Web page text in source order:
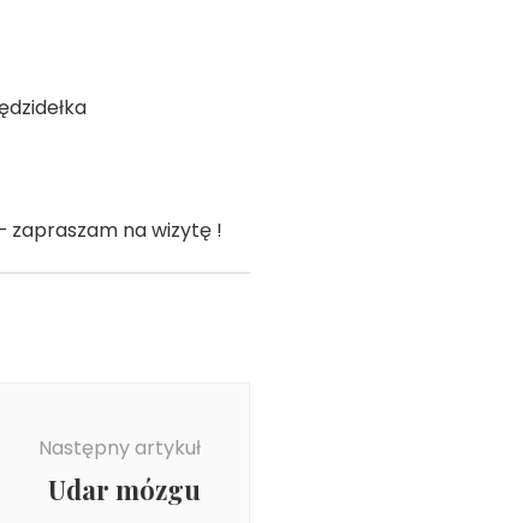
zapraszam na wizytę !
Następny artykuł
Udar mózgu